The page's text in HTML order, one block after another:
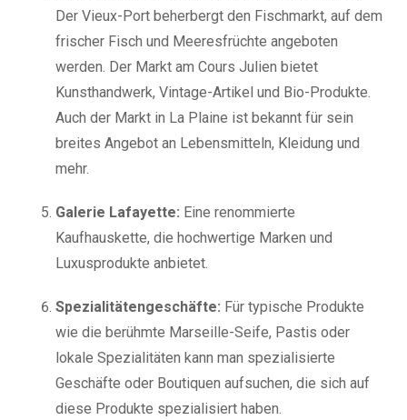
Der Vieux-Port beherbergt den Fischmarkt, auf dem
frischer Fisch und Meeresfrüchte angeboten
werden. Der Markt am Cours Julien bietet
Kunsthandwerk, Vintage-Artikel und Bio-Produkte.
Auch der Markt in La Plaine ist bekannt für sein
breites Angebot an Lebensmitteln, Kleidung und
mehr.
Galerie Lafayette: Eine renommierte
Kaufhauskette, die hochwertige Marken und
Luxusprodukte anbietet.
Spezialitätengeschäfte: Für typische Produkte
wie die berühmte Marseille-Seife, Pastis oder
lokale Spezialitäten kann man spezialisierte
Geschäfte oder Boutiquen aufsuchen, die sich auf
diese Produkte spezialisiert haben.